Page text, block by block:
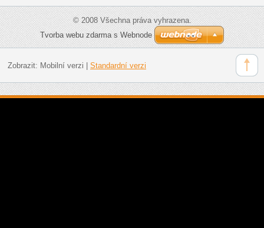
© 2008 Všechna práva vyhrazena.
Tvorba webu zdarma s Webnode
Zobrazit: Mobilní verzi Standardní verzi